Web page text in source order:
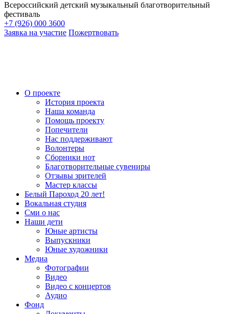
Всероссийский детский музыкальный благотворительный
фестиваль
+7 (926) 000 3600
Заявка на участие Пожертвовать
О проекте
История проекта
Наша команда
Помощь проекту
Попечители
Нас поддерживают
Волонтеры
Сборники нот
Благотворительные сувениры
Отзывы зрителей
Мастер классы
Белый Пароход 20 лет!
Вокальная студия
Сми о нас
Наши дети
Юные артисты
Выпускники
Юные художники
Медиа
Фотографии
Видео
Видео с концертов
Аудио
Фонд